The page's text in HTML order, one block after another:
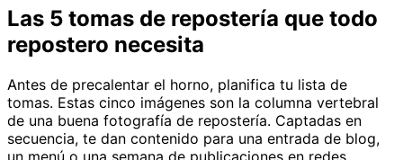
Las 5 tomas de repostería que todo
repostero necesita
Antes de precalentar el horno, planifica tu lista de
tomas. Estas cinco imágenes son la columna vertebral
de una buena fotografía de repostería. Captadas en
secuencia, te dan contenido para una entrada de blog,